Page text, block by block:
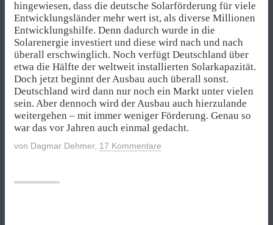
hingewiesen, dass die deutsche Solarförderung für viele
Entwicklungsländer mehr wert ist, als diverse Millionen
Entwicklungshilfe. Denn dadurch wurde in die
Solarenergie investiert und diese wird nach und nach
überall erschwinglich. Noch verfügt Deutschland über
etwa die Hälfte der weltweit installierten Solarkapazität.
Doch jetzt beginnt der Ausbau auch überall sonst.
Deutschland wird dann nur noch ein Markt unter vielen
sein. Aber dennoch wird der Ausbau auch hierzulande
weitergehen – mit immer weniger Förderung. Genau so
war das vor Jahren auch einmal gedacht.
von Dagmar Dehmer, 17 Kommentare